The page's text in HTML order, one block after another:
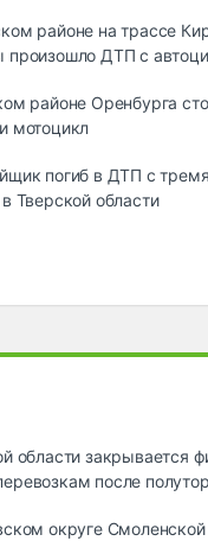
районе на трассе
произошло ДТП с
районе Оренбурга
мотоцикл
погиб в ДТП с
Тверской области
области закрывается
после
округе Смоленской